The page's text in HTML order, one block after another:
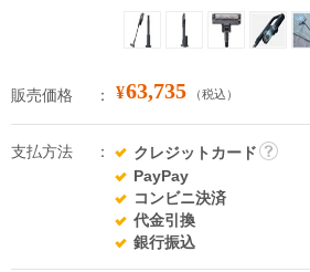
販売価格 ¥63,735 （税込）
支払方法
クレジットカード
PayPay
コンビニ決済
代金引換
銀行振込